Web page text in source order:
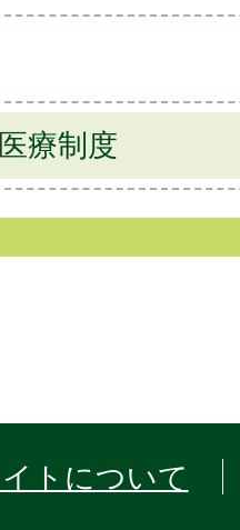
療制度
トについて